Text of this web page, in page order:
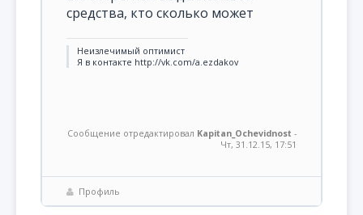
средства, кто сколько может
Неизлечимый оптимист
Я в контакте http://vk.com/a.ezdakov
Сообщение отредактировал Kapitan_Ochevidnost -
Чт, 31.12.15, 17:51
Профиль